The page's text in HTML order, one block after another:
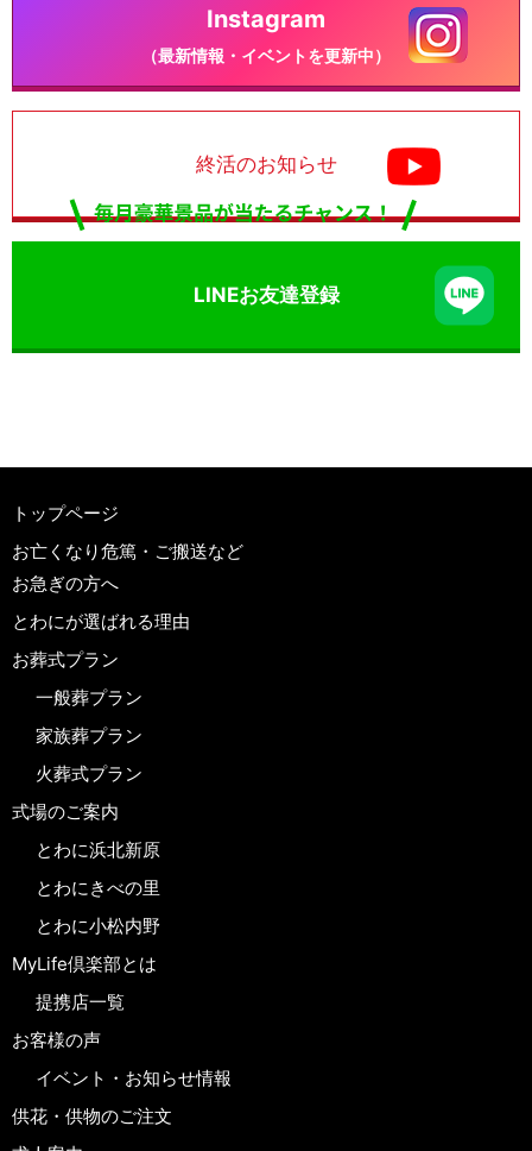
Instagram
（最新情報・イベントを更新中）
終活のお知らせ
LINEお友達登録
トップページ
お亡くなり危篤・ご搬送など
お急ぎの方へ
とわにが選ばれる理由
お葬式プラン
一般葬プラン
家族葬プラン
火葬式プラン
式場のご案内
とわに浜北新原
とわにきべの里
とわに小松内野
MyLife倶楽部とは
提携店一覧
お客様の声
イベント・お知らせ情報
供花・供物のご注文